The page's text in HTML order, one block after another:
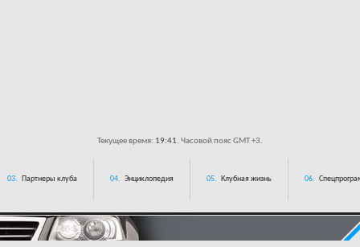
Текущее время: 19:41. Часовой пояс GMT +3.
03. Партнеры клуба 04. Энциклопедия 05. Клубная жизнь 06.